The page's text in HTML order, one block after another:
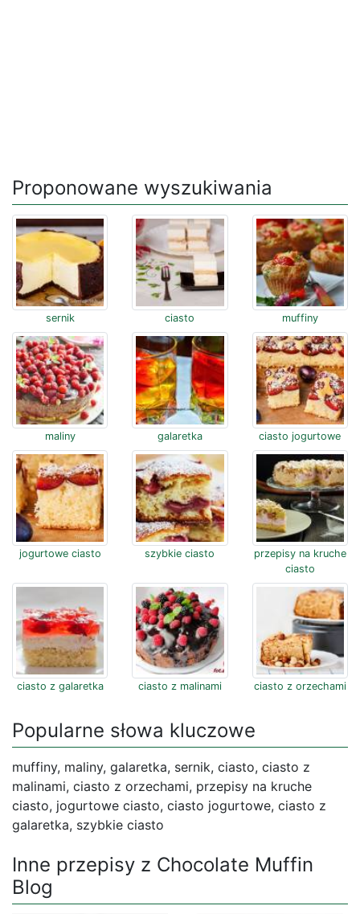
Proponowane wyszukiwania
sernik ciasto muffiny
maliny galaretka ciasto jogurtowe
jogurtowe ciasto szybkie ciasto
przepisy na kruche
ciasto
ciasto z galaretka ciasto z malinami ciasto z orzechami
Popularne słowa kluczowe
muffiny, maliny, galaretka, sernik, ciasto, ciasto z
malinami, ciasto z orzechami, przepisy na kruche
ciasto, jogurtowe ciasto, ciasto jogurtowe, ciasto z
galaretka, szybkie ciasto
Inne przepisy z Chocolate Muffin
Blog